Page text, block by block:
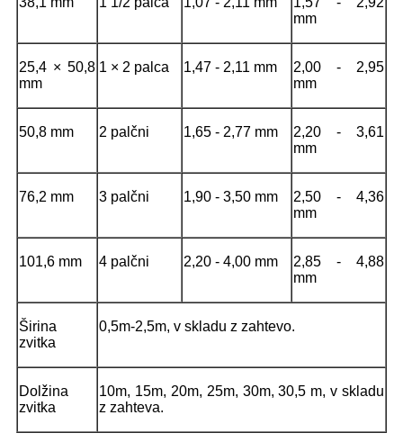
mm
25,4 × 50,8
mm
1 × 2 palca 1,47 - 2,11 mm
2,00 - 2,95
mm
50,8 mm 2 palčni 1,65 - 2,77 mm
2,20 - 3,61
mm
76,2 mm 3 palčni 1,90 - 3,50 mm
2,50 - 4,36
mm
101,6 mm 4 palčni 2,20 - 4,00 mm
2,85 - 4,88
mm
Širina
zvitka
0,5m-2,5m, v skladu z zahtevo.
Dolžina
zvitka
10m, 15m, 20m, 25m, 30m, 30,5 m, v skladu
z zahteva.